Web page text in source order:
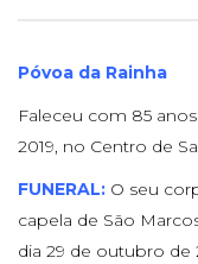
Póvoa da Rainha
Faleceu com 85
2019, no Centro de
FUNERAL: O seu
capela de São
dia 29 de outubro de